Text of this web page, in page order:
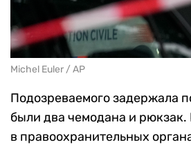
Michel Euler / AP
Подозреваемого задержала
были два чемодана и рюкзак.
в правоохранительных